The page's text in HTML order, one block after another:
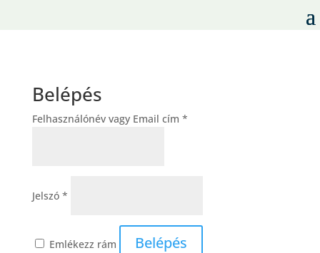
Belépés
Felhasználónév vagy Email cím *Kötelező
Jelszó *
Emlékezz rám Belépés